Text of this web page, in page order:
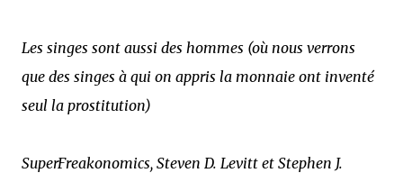
Les singes sont aussi des hommes (où nous verrons
que des singes à qui on appris la monnaie ont inventé
seul la prostitution)
SuperFreakonomics, Steven D. Levitt et Stephen J.